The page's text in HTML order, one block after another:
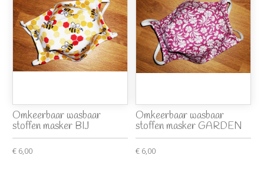
Omkeerbaar wasbaar
stoffen masker BIJ
€ 6,00
Omkeerbaar wasbaar
stoffen masker GARDEN
€ 6,00